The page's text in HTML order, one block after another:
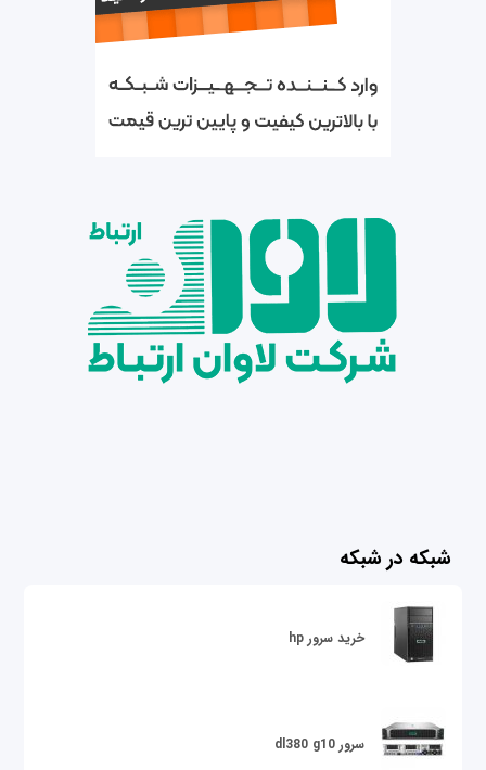
شبکه در شبکه
خرید سرور hp
سرور dl380 g10